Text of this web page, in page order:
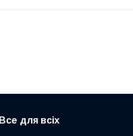
Все для всіх